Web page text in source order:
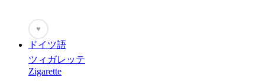
♥
ドイツ語
ツィガレッテ
Zigarette